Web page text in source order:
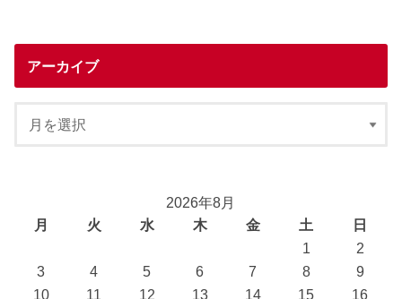
アーカイブ
2026年8月
月
火 水 木 金 土
日
1
2
3
4 5 6 7 8
9
10
11 12 13 14 15 16